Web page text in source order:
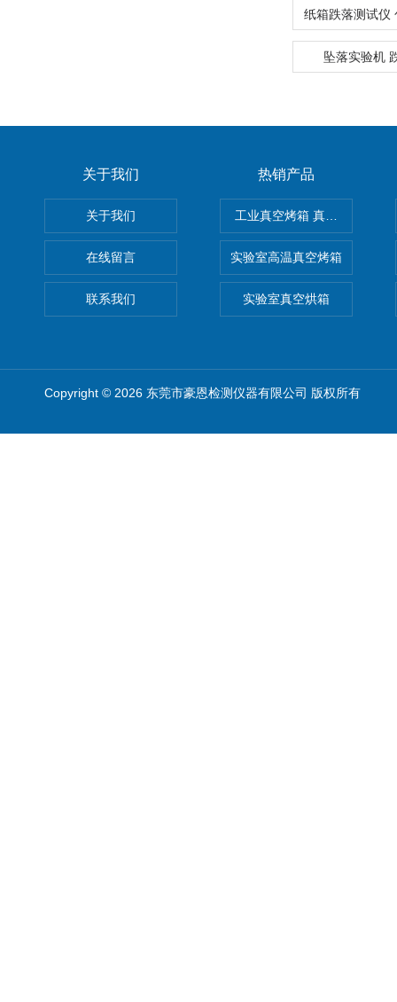
坠落实验机
关于我们
关于我们
在线留言
联系我们
热销产品
工业真空烤箱 真空烘箱
实验室高温真空烤箱
实验室真空烘箱
Copyright © 2026 东莞市豪恩检测仪器有限公司 版权所有